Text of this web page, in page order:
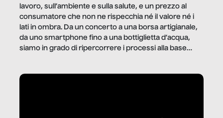
lavoro, sull’ambiente e sulla salute, e un prezzo al
consumatore che non ne rispecchia né il valore né i
lati in ombra. Da un concerto a una borsa artigianale,
da uno smartphone fino a una bottiglietta d’acqua,
siamo in grado di ripercorrere i processi alla base
dietro gli oggetti e i servizi che fanno la nostra vita